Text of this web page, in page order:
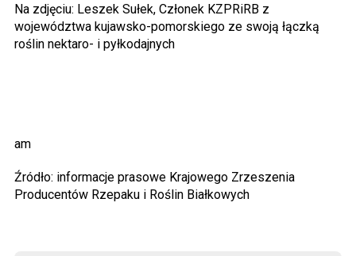
Na zdjęciu: Leszek Sułek, Członek KZPRiRB z
województwa kujawsko-pomorskiego ze swoją łączką
roślin nektaro- i pyłkodajnych
am
Źródło: informacje prasowe Krajowego Zrzeszenia
Producentów Rzepaku i Roślin Białkowych